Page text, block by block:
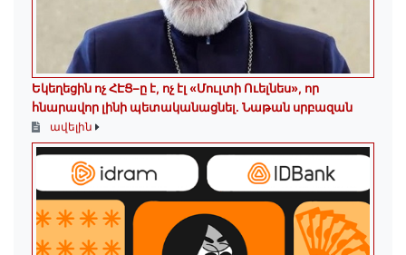
Եկեղեցին ոչ ՀԷՑ–ը է, ոչ էլ «Մուլտի Ուելնես», որ
հնարավոր լինի պետականացնել. Նաթան սրբազան
ավելին